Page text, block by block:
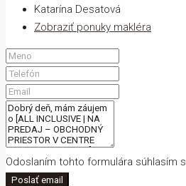
Katarína Desatová
Zobraziť ponuky makléra
Odoslaním tohto formulára súhlasím s
Poslať email